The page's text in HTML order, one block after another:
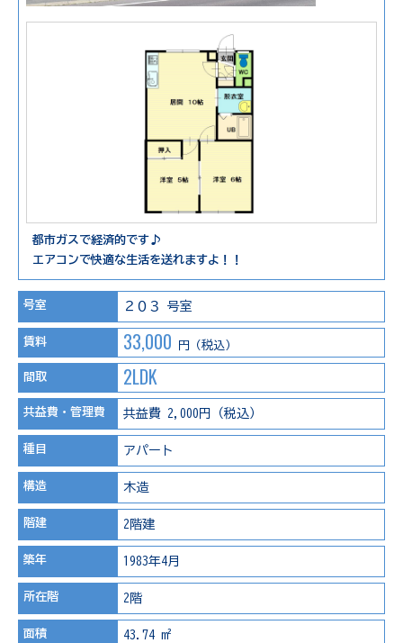
都市ガスで経済的です♪
エアコンで快適な生活を送れますよ！！
号室 ２０３ 号室
賃料 33,000 円（税込）
間取 2LDK
共益費・管理費 共益費 2,000円（税込）
種目 アパート
構造 木造
階建 2階建
築年 1983年4月
所在階 2階
面積 43.74 m²